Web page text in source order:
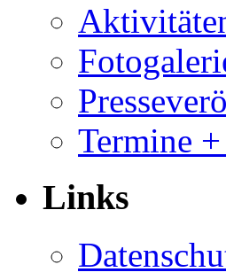
Termine
Links